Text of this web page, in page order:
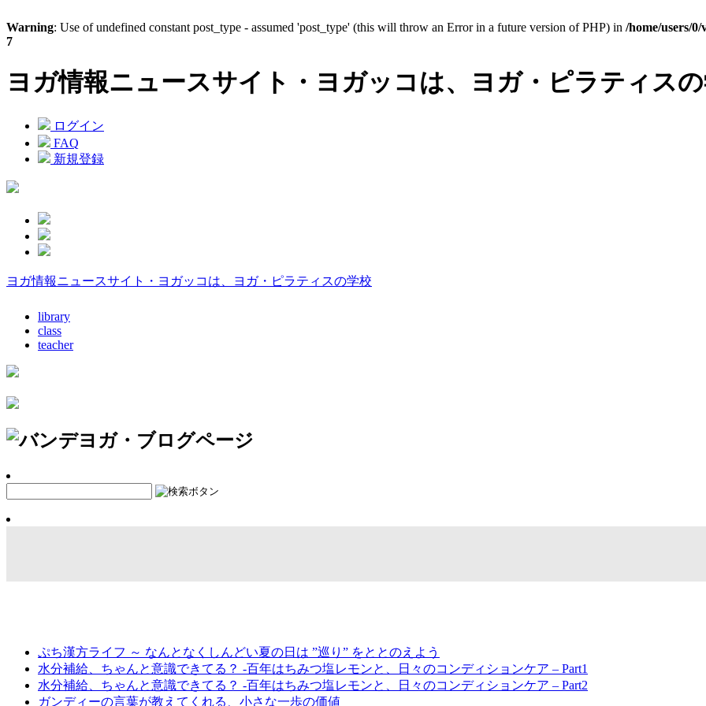
Warning: Use of undefined constant post_type - assumed 'post_type' (this will throw an Error in a future version of PHP) in /home/users/
7
ヨガ情報ニュースサイト・ヨガッコは、ヨガ・ピラティス
ログイン
FAQ
新規登録
ヨガ情報ニュースサイト・ヨガッコは、ヨガ・ピラティスの学校
library
class
teacher
ぷち漢方ライフ ～ なんとなくしんどい夏の日は ”巡り” をととのえよう
⽔分補給、ちゃんと意識できてる？ -百年はちみつ塩レモンと、⽇々のコンディションケア – Part1
⽔分補給、ちゃんと意識できてる？ -百年はちみつ塩レモンと、⽇々のコンディションケア – Part2
ガンディーの言葉が教えてくれる、小さな一歩の価値